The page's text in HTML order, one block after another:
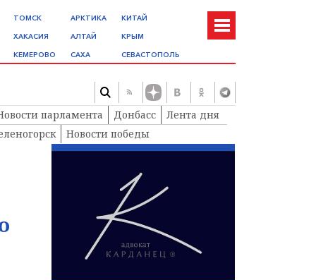
ТОМСК
ХАКАСИЯ
КЕМЕРОВО
АРКТИКА
АЛТАЙ
САХА
КИТАЙ
КРЫМ
СЕВАСТОПОЛЬ
парламента Донбасс
Лента дня
Новости победы